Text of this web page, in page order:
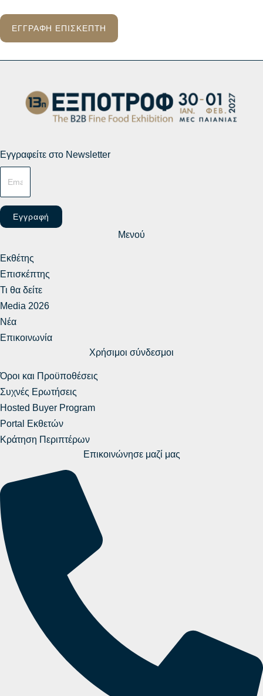
ΕΓΓΡΑΦΗ ΕΠΙΣΚΕΠΤΗ
Εγγραφείτε στο Newsletter
Εγγραφή
Μενού
Εκθέτης
Επισκέπτης
Τι θα δείτε
Media 2026
Νέα
Επικοινωνία
Χρήσιμοι σύνδεσμοι
Όροι και Προϋποθέσεις
Συχνές Ερωτήσεις
Hosted Buyer Program
Portal Εκθετών
Κράτηση Περιπτέρων
Επικοινώνησε μαζί μας